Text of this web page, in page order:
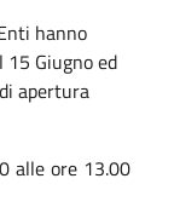
hanno
Giugno ed
apertura
alle ore 13.00